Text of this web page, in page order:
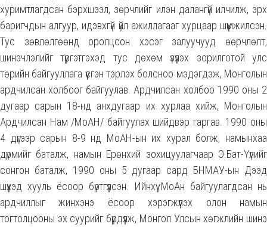
хуримтлагдсан бэрхшээл, зөрчлийг илэн далангүй илчилж, эрх
баригчдын алгуур, идэвхгүй үйл ажиллагааг хурцаар шүүмжилсэн.
Тус зөвлөлгөөнд оролцсон хэсэг залуучууд өөрчлөлт,
шинэчлэлийг түргэтгэхэд тус дөхөм үзүүлэх зорилготой улс
төрийн байгууллага үүсгэн тэрлэх болсноо мэдэгдэж, Монголын
ардчилсан холбоог байгуулав. Ардчилсан холбоо 1990 оны 2
дугаар сарын 18-нд анхдугаар их хурлаа хийж, Монголын
Ардчилсан Нам /МоАН/ байгуулах шийдвэр гаргав. 1990 оны
4 дүгээр сарын 8-9 нд МоАН-ын их хурал болж, намынхаа
дүрмийг баталж, намын Ерөнхий зохицуулагчаар Э.Бат-Үүлийг
сонгон баталж, 1990 оны 5 дугаар сард БНМАУ-ын Дээд
шүүхэд хууль ёсоор бүртгүүлсэн. Ийнхүү МоАн байгуулагдсан нь
ардчиллыг жинхэнэ ёсоор хэрэгжүүлэх олон намын
тогтолцооны эх суурийг бүрдүүлж, Монгол Улсын хөгжлийн шинэ